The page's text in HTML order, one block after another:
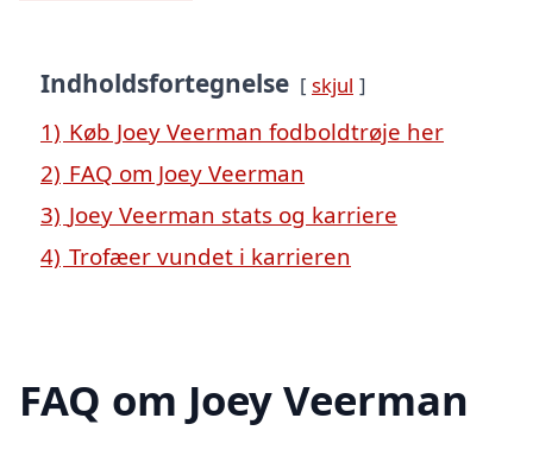
Indholdsfortegnelse skjul
1) Køb Joey Veerman fodboldtrøje her
2) FAQ om Joey Veerman
3) Joey Veerman stats og karriere
4) Trofæer vundet i karrieren
FAQ om Joey Veerman